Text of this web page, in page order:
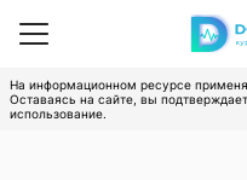
На информационном ресурсе
Оставаясь на сайте, вы
использование.